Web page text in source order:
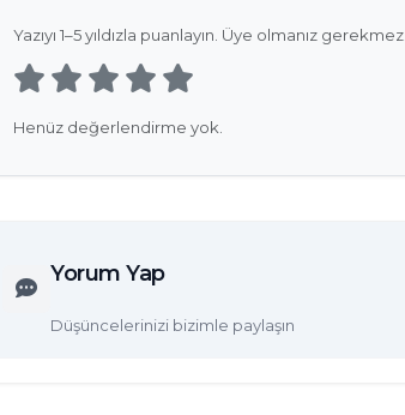
Yazıyı 1–5 yıldızla puanlayın. Üye olmanız gerekmez.
Henüz değerlendirme yok.
Yorum Yap
Düşüncelerinizi bizimle paylaşın